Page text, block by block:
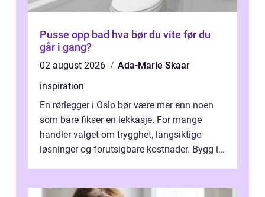
Pusse opp bad hva bør du vite før du
går i gang?
02 august 2026
Ada-Marie Skaar
inspiration
En rørlegger i Oslo bør være mer enn noen
som bare fikser en lekkasje. For mange
handler valget om trygghet, langsiktige
løsninger og forutsigbare kostnader. Bygg i